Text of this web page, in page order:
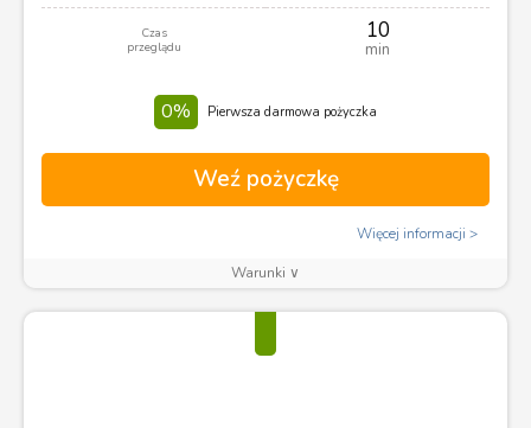
Czas
przeglądu
10
min
0% Pierwsza darmowa pożyczka
Weź pożyczkę
Więcej informacji
Warunki ∨